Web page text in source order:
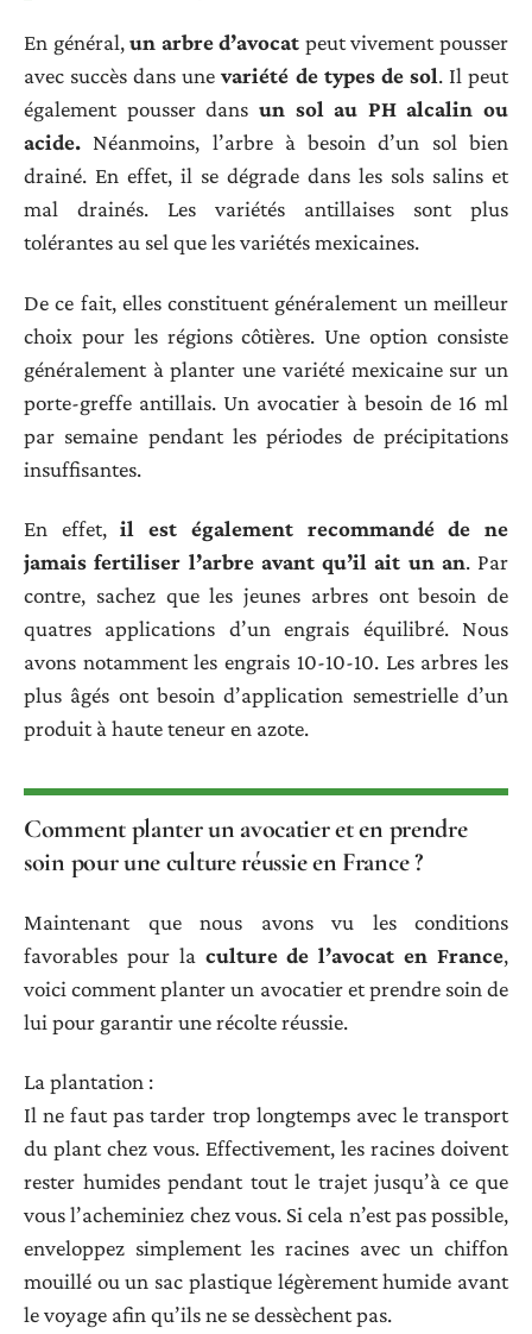
En général,un arbre d’avocat peut vivement pousser
avec succès dans une variété de types de sol. Il peut
également pousser dans un sol au PH alcalin ou
acide. Néanmoins, l’arbre à besoin d’un sol bien
drainé. En effet, il se dégrade dans les sols salins et
mal drainés. Les variétés antillaises sont plus
tolérantes au sel que les variétés mexicaines.
De ce fait, elles constituent généralement un meilleur
choix pour les régions côtières. Une option consiste
généralement à planter une variété mexicaine sur un
porte-greffe antillais. Un avocatier à besoin de 16 ml
par semaine pendant les périodes de précipitations
insuffisantes.
En effet,il est également recommandéde ne
jamais fertiliser l’arbre avant qu’il ait un an. Par
contre, sachez que les jeunes arbres ont besoin de
quatres applications d’un engrais équilibré. Nous
avons notamment les engrais 10-10-10. Les arbres les
plus âgés ont besoin d’application semestrielle d’un
produit à haute teneur en azote.
Comment planter un avocatier et en prendre
soin pour une culture réussie en France ?
Maintenant que nous avons vu les conditions
favorables pour la culture de l’avocat en France,
voici comment planter un avocatier et prendre soin de
lui pour garantir une récolte réussie.
La plantation :
Il ne faut pas tarder trop longtemps avec le transport
du plant chez vous. Effectivement, les racines doivent
rester humides pendant tout le trajet jusqu’à ce que
vous l’acheminiez chez vous. Si cela n’est pas possible,
enveloppez simplement les racines avec un chiffon
mouillé ou un sac plastique légèrement humide avant
le voyage afin qu’ils ne se dessèchent pas.